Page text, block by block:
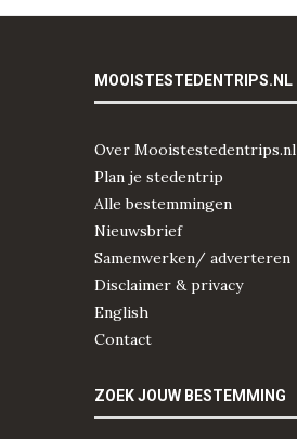
MOOISTESTEDENTRIPS.NL
Over Mooistestedentrips.nl
Plan je stedentrip
Alle bestemmingen
Nieuwsbrief
Samenwerken/ adverteren
Disclaimer & privacy
English
Contact
ZOEK JOUW BESTEMMING